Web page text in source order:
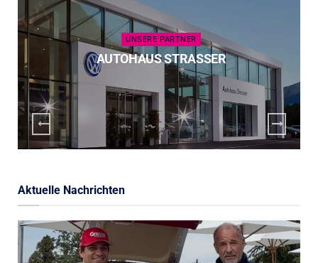
UNSERE PARTNER
AUTOHAUS STRASSER
Aktuelle Nachrichten